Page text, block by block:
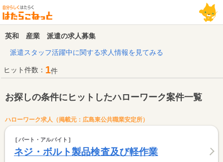
英和 産業 派遣の求人募集
派遣スタッフ活躍中に関する求人情報を見てみる
ヒット件数： 1件
お探しの条件にヒットしたハローワーク案件一覧
ハローワーク求人（掲載元：広島東公共職業安定所）
パート・アルバイト
ネジ・ボルト製品検査及び軽作業